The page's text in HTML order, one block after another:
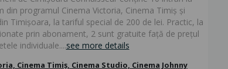
din programul Cinema Victoria, Cinema Timiș și
Timișoara, la tariful special de 200 de lei. Practic, la
prin abonament, 2 sunt gratuite față de prețul
individuale....see more details
Cinema Timiș, Cinema Studio, Cinema Johnny